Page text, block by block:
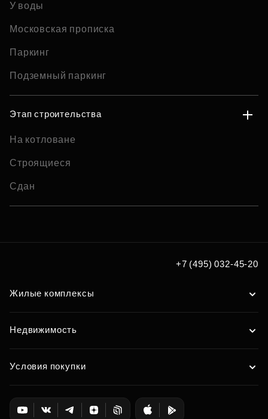
У воды
Московская прописка
Паркинг
Подземный паркинг
Этап строительства
На котловане
Строящиеся
Сдан
+7 (495) 032-45-20
Жилые комплексы
Недвижимость
Условия покупки